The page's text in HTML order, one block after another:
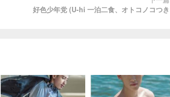
好色少年党 (U-hi 一泊二食、オトコノコつき